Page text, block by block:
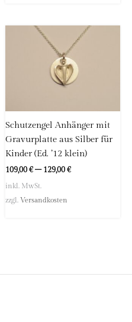
Schutzengel Anhänger mit
Gravurplatte aus Silber für
Kinder (Ed. ’12 klein)
109,00€–129,00€
inkl. MwSt.
zzgl. Versandkosten